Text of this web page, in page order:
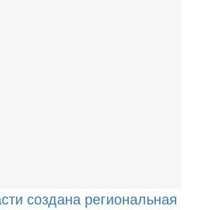
создана региональная